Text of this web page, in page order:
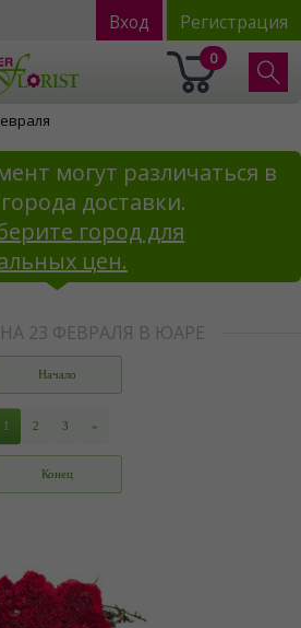
Вход Регистрация
0
могут различаться в
доставки.
город для
цен.
23 ФЕВРАЛЯ В ЮАРЕ
Начало
1 2 3 »
Конец